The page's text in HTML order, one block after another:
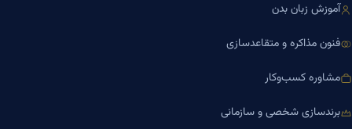
آموزش زبان بدن
فنون مذاکره و متقاعدسازی
مشاوره کسب‌وکار
برندسازی شخصی و سازمانی